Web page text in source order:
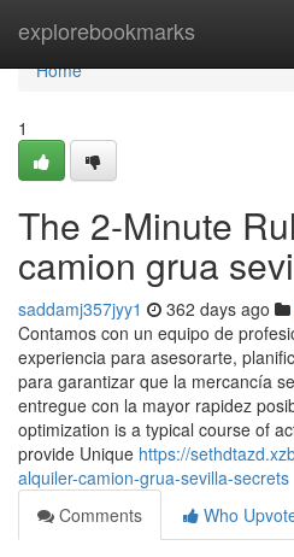
explorebookmarks
Home
Home
1
The 2-Minute
camion grua
saddamj357jyy1 362 days ago
Contamos con un equipo de
experiencia para asesorarte,
para garantizar que la mercancía
entregue con la mayor rapidez
optimization is a typical course of
provide Unique https://
alquiler-camion-grua-sevilla-secrets
Comments
Who